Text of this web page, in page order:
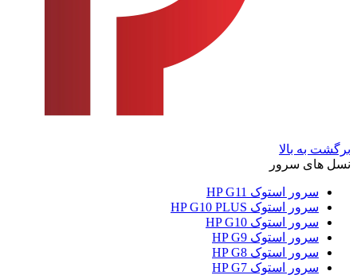
برگشت به بالا
نسل های سرور
سرور استوک HP G11
سرور استوک HP G10 PLUS
سرور استوک HP G10
سرور استوک HP G9
سرور استوک HP G8
سرور استوک HP G7